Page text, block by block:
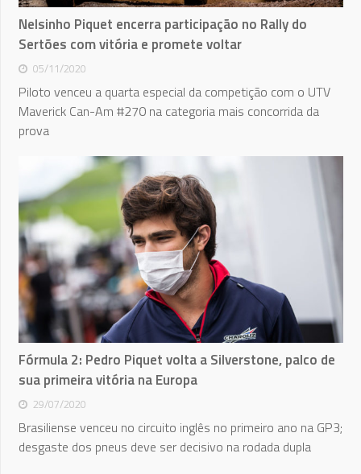
Nelsinho Piquet encerra participação no Rally do
Sertões com vitória e promete voltar
05/11/2020
Piloto venceu a quarta especial da competição com o UTV
Maverick Can-Am #270 na categoria mais concorrida da
prova
Fórmula 2: Pedro Piquet volta a Silverstone, palco de
sua primeira vitória na Europa
29/07/2020
Brasiliense venceu no circuito inglês no primeiro ano na GP3;
desgaste dos pneus deve ser decisivo na rodada dupla